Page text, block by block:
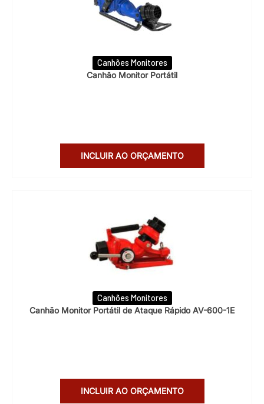
Canhões Monitores
Canhão Monitor Portátil
INCLUIR AO ORÇAMENTO
Canhões Monitores
Canhão Monitor Portátil de Ataque Rápido AV-600-1E
INCLUIR AO ORÇAMENTO